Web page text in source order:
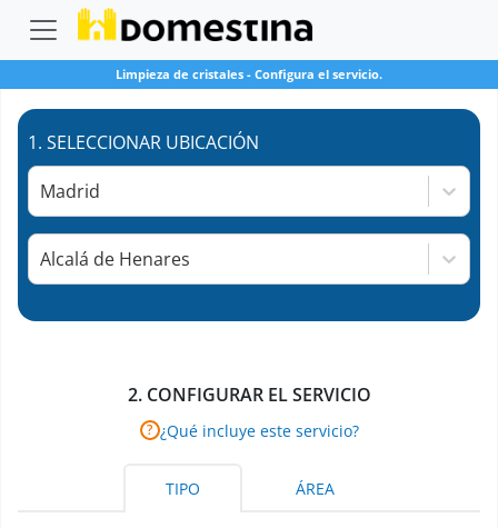
Limpieza de cristales - Configura el servicio.
1. SELECCIONAR UBICACIÓN
Madrid
Alcalá de Henares
2. CONFIGURAR EL SERVICIO
? ¿Qué incluye este servicio?
TIPO ÁREA